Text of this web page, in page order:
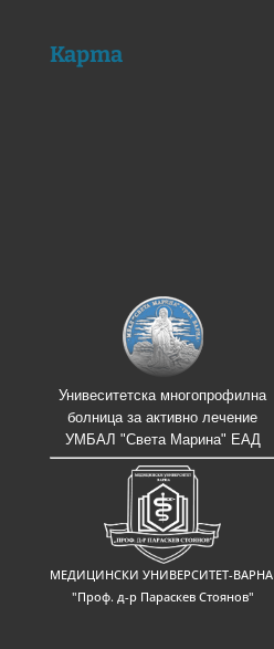
Карта
Унивеситетска многопрофилна
болница за активно лечение
УМБАЛ "Света Марина" ЕАД
МЕДИЦИНСКИ УНИВЕРСИТЕТ-ВАРНА
"Проф. д-р Параскев Стоянов"